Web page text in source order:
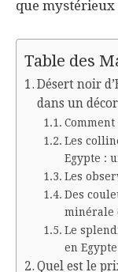
que mystérieux
Table des
Désert noir
dans un
Les
Egypte :
Les
Des
minérale
Le
en Egypte
Quel est le